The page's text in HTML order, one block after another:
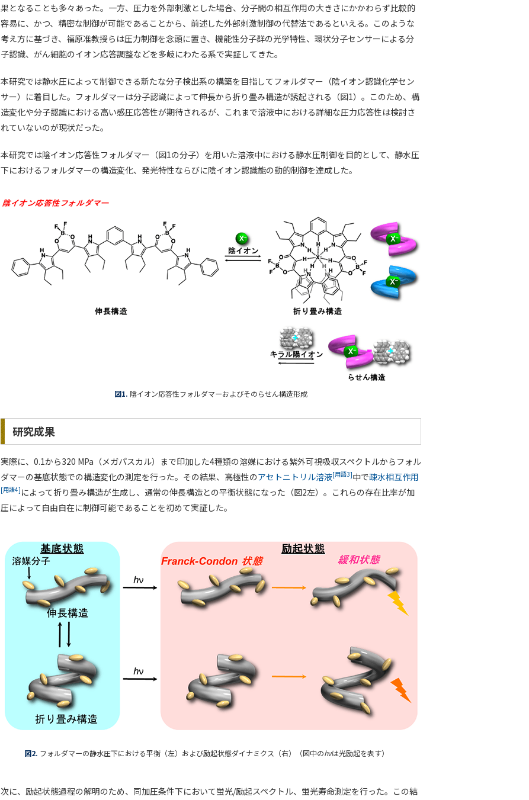
果となることも多々あった。一方、圧力を外部刺激とした場合、分子間の相互作用の大きさにかかわらず比較的
容易に、かつ、精密な制御が可能であることから、前述した外部刺激制御の代替法であるといえる。このような
考え方に基づき、福原准教授らは圧力制御を念頭に置き、機能性分子群の光学特性、環状分子センサーによる分
子認識、がん細胞のイオン応答調整などを多岐にわたる系で実証してきた。
本研究では静水圧によって制御できる新たな分子検出系の構築を目指してフォルダマー（陰イオン認識化学セン
サー）に着目した。フォルダマーは分子認識によって伸長から折り畳み構造が誘起される（図1）。このため、構
造変化や分子認識における高い感圧応答性が期待されるが、これまで溶液中における詳細な圧力応答性は検討さ
れていないのが現状だった。
本研究では陰イオン応答性フォルダマー（図1の分子）を用いた溶液中における静水圧制御を目的として、静水圧
下におけるフォルダマーの構造変化、発光特性ならびに陰イオン認識能の動的制御を達成した。
図1. 陰イオン応答性フォルダマーおよびそのらせん構造形成
研究成果
実際に、0.1から320 MPa（メガパスカル）まで印加した4種類の溶媒における紫外可視吸収スペクトルからフォル
ダマーの基底状態での構造変化の測定を行った。その結果、高極性のアセトニトリル溶液[用語3]中で疎水相互作用
[用語4] によって折り畳み構造が生成し、通常の伸長構造との平衡状態になった（図2左）。これらの存在比率が加
圧によって自由自在に制御可能であることを初めて実証した。
図2. フォルダマーの静水圧下における平衡（左）および励起状態ダイナミクス（右）（図中のhνは光励起を表す）
次に、励起状態過程の解明のため、同加圧条件下において蛍光/励起スペクトル、蛍光寿命測定を行った。この結